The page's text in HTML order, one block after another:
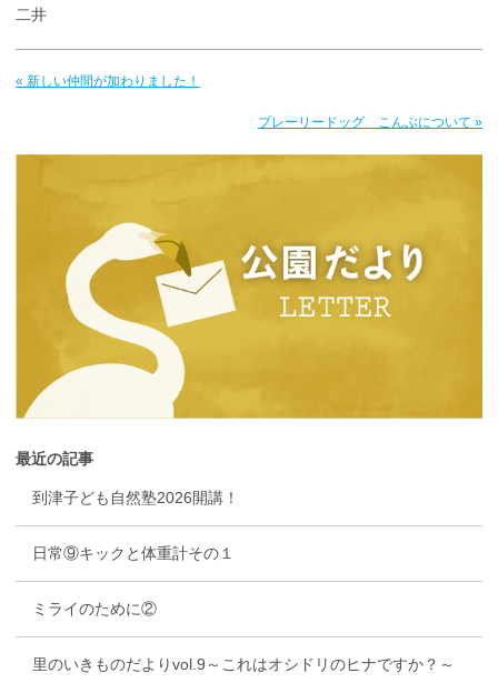
二井
« 新しい仲間が加わりました！
プレーリードッグ こんぶについて »
最近の記事
到津子ども自然塾2026開講！
日常⑨キックと体重計その１
ミライのために②
里のいきものだよりvol.9～これはオシドリのヒナですか？～